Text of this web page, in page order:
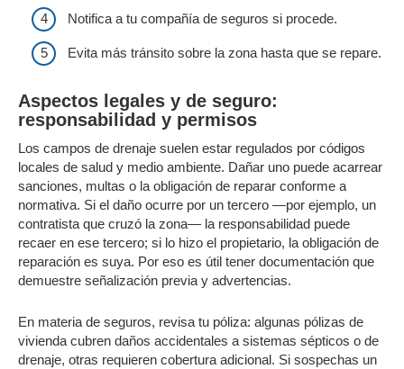
Notifica a tu compañía de seguros si procede.
Evita más tránsito sobre la zona hasta que se repare.
Aspectos legales y de seguro:
responsabilidad y permisos
Los campos de drenaje suelen estar regulados por códigos
locales de salud y medio ambiente. Dañar uno puede acarrear
sanciones, multas o la obligación de reparar conforme a
normativa. Si el daño ocurre por un tercero —por ejemplo, un
contratista que cruzó la zona— la responsabilidad puede
recaer en ese tercero; si lo hizo el propietario, la obligación de
reparación es suya. Por eso es útil tener documentación que
demuestre señalización previa y advertencias.
En materia de seguros, revisa tu póliza: algunas pólizas de
vivienda cubren daños accidentales a sistemas sépticos o de
drenaje, otras requieren cobertura adicional. Si sospechas un